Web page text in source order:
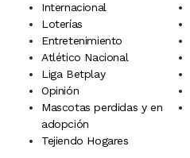
Internacional
Loterías
Entretenimiento
Atlético Nacional
Liga Betplay
Opinión
Mascotas perdidas y en
adopción
Tejiendo Hogares